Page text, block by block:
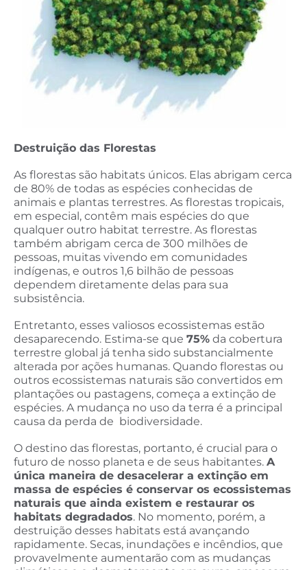
Destruição das Florestas
As florestas são habitats únicos. Elas abrigam cerca
de 80% de todas as espécies conhecidas de
animais e plantas terrestres. As florestas tropicais,
em especial, contêm mais espécies do que
qualquer outro habitat terrestre. As florestas
também abrigam cerca de 300 milhões de
pessoas, muitas vivendo em comunidades
indígenas, e outros 1,6 bilhão de pessoas
dependem diretamente delas para sua
subsistência.
Entretanto, esses valiosos ecossistemas estão
desaparecendo. Estima-se que 75% da cobertura
terrestre global já tenha sido substancialmente
alterada por ações humanas. Quando florestas ou
outros ecossistemas naturais são convertidos em
plantações ou pastagens, começa a extinção de
espécies. A mudança no uso da terra é a principal
causa da perda de biodiversidade.
O destino das florestas, portanto, é crucial para o
futuro de nosso planeta e de seus habitantes. A
única maneira de desacelerar a extinção em
massa de espécies é conservar os ecossistemas
naturais que ainda existem e restaurar os
habitats degradados. No momento, porém, a
destruição desses habitats está avançando
rapidamente. Secas, inundações e incêndios, que
provavelmente aumentarão com as mudanças